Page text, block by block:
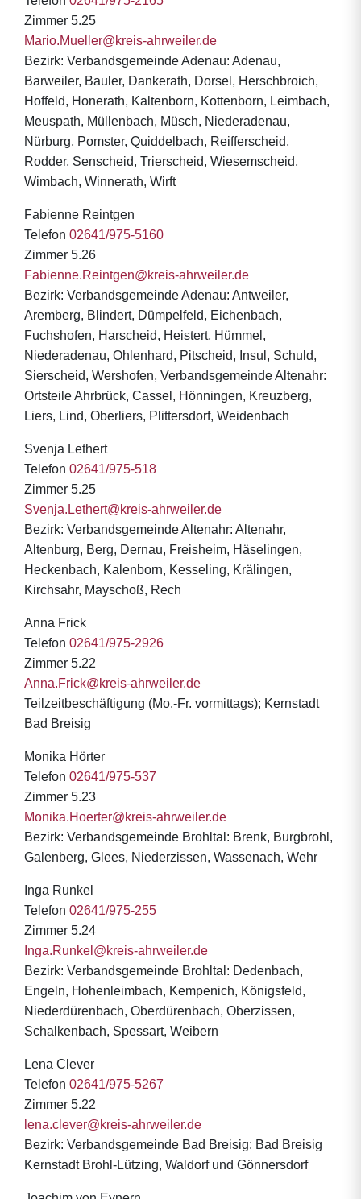
Zimmer 5.25
Mario.Mueller@kreis-ahrweiler.de
Bezirk: Verbandsgemeinde Adenau: Adenau,
Barweiler, Bauler, Dankerath, Dorsel, Herschbroich,
Hoffeld, Honerath, Kaltenborn, Kottenborn, Leimbach,
Meuspath, Müllenbach, Müsch, Niederadenau,
Nürburg, Pomster, Quiddelbach, Reifferscheid,
Rodder, Senscheid, Trierscheid, Wiesemscheid,
Wimbach, Winnerath, Wirft
Fabienne Reintgen
Telefon 02641/975-5160
Zimmer 5.26
Fabienne.Reintgen@kreis-ahrweiler.de
Bezirk: Verbandsgemeinde Adenau: Antweiler,
Aremberg, Blindert, Dümpelfeld, Eichenbach,
Fuchshofen, Harscheid, Heistert, Hümmel,
Niederadenau, Ohlenhard, Pitscheid, Insul, Schuld,
Sierscheid, Wershofen, Verbandsgemeinde Altenahr:
Ortsteile Ahrbrück, Cassel, Hönningen, Kreuzberg,
Liers, Lind, Oberliers, Plittersdorf, Weidenbach
Svenja Lethert
Telefon 02641/975-518
Zimmer 5.25
Svenja.Lethert@kreis-ahrweiler.de
Bezirk: Verbandsgemeinde Altenahr: Altenahr,
Altenburg, Berg, Dernau, Freisheim, Häselingen,
Heckenbach, Kalenborn, Kesseling, Krälingen,
Kirchsahr, Mayschoß, Rech
Anna Frick
Telefon 02641/975-2926
Zimmer 5.22
Anna.Frick@kreis-ahrweiler.de
Teilzeitbeschäftigung (Mo.-Fr. vormittags); Kernstadt
Bad Breisig
Monika Hörter
Telefon 02641/975-537
Zimmer 5.23
Monika.Hoerter@kreis-ahrweiler.de
Bezirk: Verbandsgemeinde Brohltal: Brenk, Burgbrohl,
Galenberg, Glees, Niederzissen, Wassenach, Wehr
Inga Runkel
Telefon 02641/975-255
Zimmer 5.24
Inga.Runkel@kreis-ahrweiler.de
Bezirk: Verbandsgemeinde Brohltal: Dedenbach,
Engeln, Hohenleimbach, Kempenich, Königsfeld,
Niederdürenbach, Oberdürenbach, Oberzissen,
Schalkenbach, Spessart, Weibern
Lena Clever
Telefon 02641/975-5267
Zimmer 5.22
lena.clever@kreis-ahrweiler.de
Bezirk: Verbandsgemeinde Bad Breisig: Bad Breisig
Kernstadt Brohl-Lützing, Waldorf und Gönnersdorf